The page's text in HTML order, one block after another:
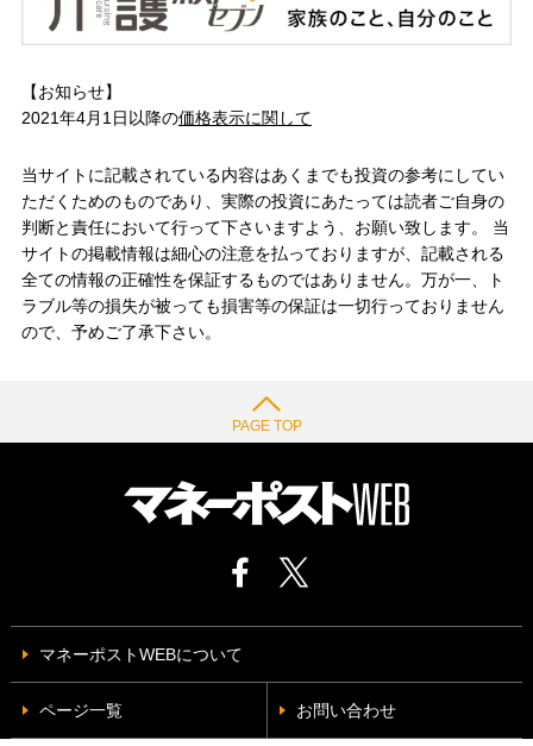
【お知らせ】
2021年4月1日以降の価格表示に関して
当サイトに記載されている内容はあくまでも投資の参考にしてい
ただくためのものであり、実際の投資にあたっては読者ご自身の
判断と責任において行って下さいますよう、お願い致します。 当
サイトの掲載情報は細心の注意を払っておりますが、記載される
全ての情報の正確性を保証するものではありません。万が一、ト
ラブル等の損失が被っても損害等の保証は一切行っておりません
ので、予めご了承下さい。
PAGE TOP
マネーポストWEBについて
ページ一覧 お問い合わせ